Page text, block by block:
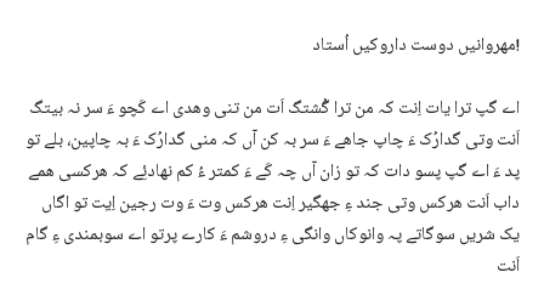
مھروانیں دوست داروکیں اُستاد!
اے گپ ترا یات اِنت کہ من ترا گُشتگ اَت من تنی وھدی اے کَچو ءَ سر نہ بیتگ
اَنت وتی گدارُک ءَ چاپ جاھے ءَ سر بہ کن آں کہ منی گدارُک ءَ بہ چاپین، بلے تو
پد ءَ اے گپ پسو دات کہ تو زان آں چہ کَے ءَ کمتر ءُ کم نھادئِے کہ ھرکسی ھمے
داب اَنت ھرکس وتی جند ءِ جھگیر اِنت ھرکس وت ءَ وت رجین اِیت تو اگاں
یک شریں سوگاتے پہ وانوکاں وانگی ءِ دروشم ءَ کارے پرتو اے سوبمندی ءِ گام
اَنت